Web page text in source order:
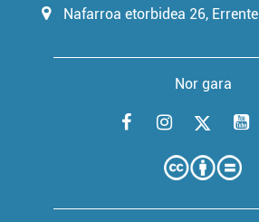
Nafarroa etorbidea 26,
Nor gara